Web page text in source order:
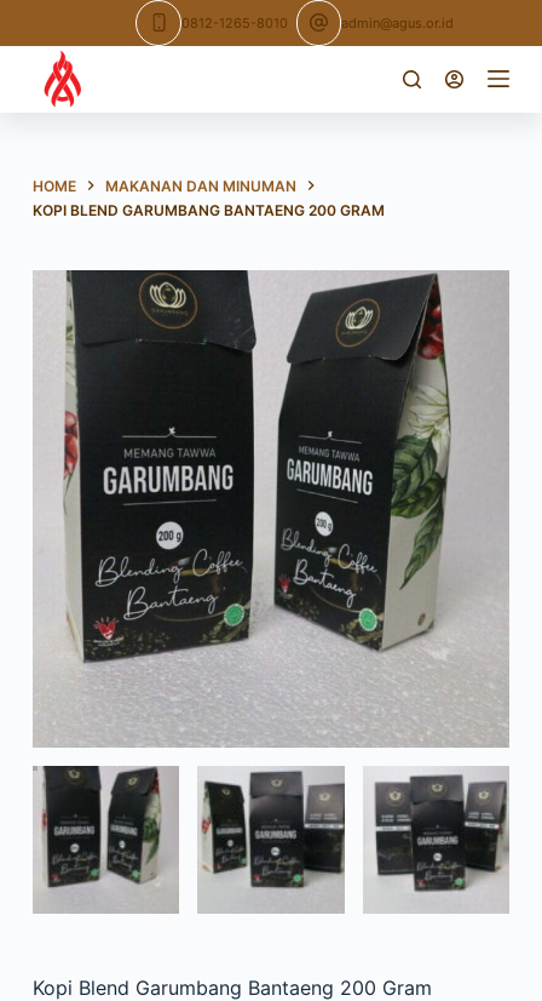
to
content
0812-1265-8010 admin@agus.or.id
HOME
MAKANAN DAN MINUMAN
KOPI BLEND GARUMBANG BANTAENG 200 GRAM
Kopi Blend Garumbang Bantaeng 200 Gram